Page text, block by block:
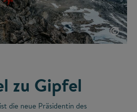
©
zu Gipfel
die neue Präsidentin des